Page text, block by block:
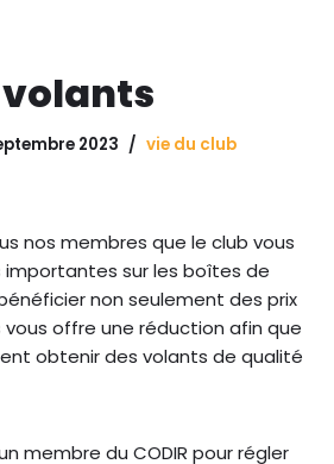
2023 vie du club
nos membres que le club vous
sur les boîtes de
non seulement des prix
vous offre une réduction afin que
obtenir des volants de qualité
membre du CODIR pour régler